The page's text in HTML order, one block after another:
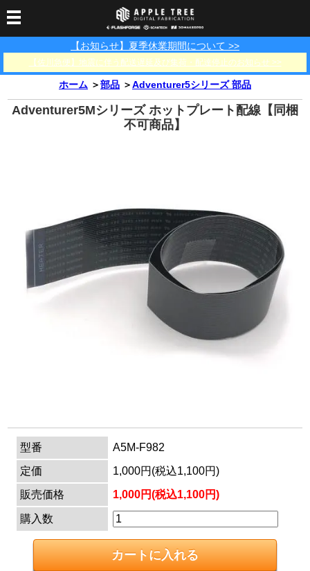
【お知らせ】夏季休業期間について >>
【佐川急便】地震に伴う配送遅延及び集荷・配達停止のお知らせ >>
3Dプリンター
3Dプリンター一覧 FLASHFORGE Bambu Lab
3Dスキャナー
SCANOLOGY 3DeVOK 3Dスキャナー消耗品
フィラメント
FLASHFORGE
光造形用レジン
その他
フィラメント乾燥・防
湿ボックス
フィラメント保管用乾
燥剤
カプトンテープ
PP用タックシート
在庫処分セール
サポート
お問い合わせ ダウンロード
ショールーム
オフィシャルサイト
法人窓口
マイページ
カートを見る
ホーム ＞部品 ＞Adventurer5シリーズ 部品
Adventurer5Mシリーズ ホットプレート配線【同梱
不可商品】
型番
A5M-F982
定価
1,000円(税込1,100円)
販売価格
1,000円(税込1,100円)
購入数